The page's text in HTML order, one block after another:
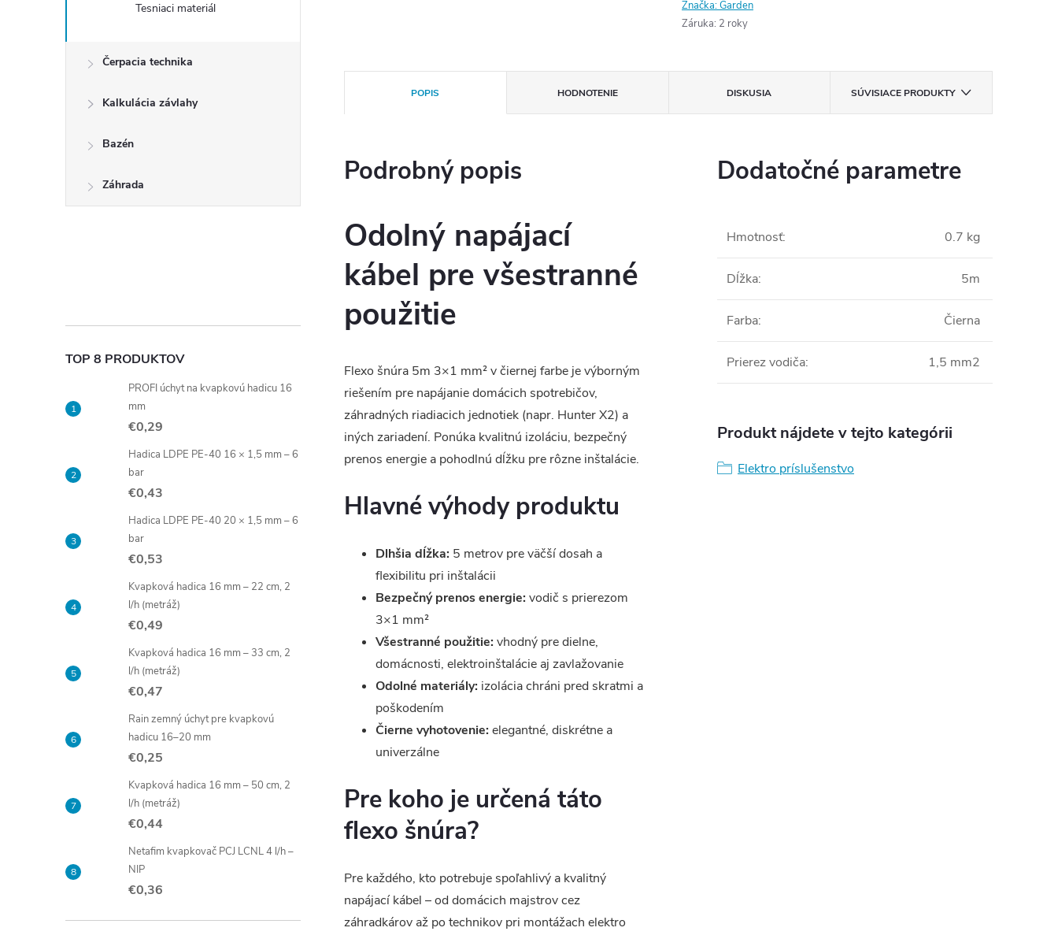
Tesniaci materiál
Čerpacia technika
Kalkulácia závlahy
Bazén
Záhrada
TOP 8 PRODUKTOV
PROFI úchyt na kvapkovú hadicu 16
mm
€0,29
Hadica LDPE PE-40 16 × 1,5 mm – 6
bar
€0,43
Hadica LDPE PE-40 20 × 1,5 mm – 6
bar
€0,53
Kvapková hadica 16 mm – 22 cm, 2
l/h (metráž)
€0,49
Kvapková hadica 16 mm – 33 cm, 2
l/h (metráž)
€0,47
Rain zemný úchyt pre kvapkovú
hadicu 16–20 mm
€0,25
Kvapková hadica 16 mm – 50 cm, 2
l/h (metráž)
€0,44
Netafim kvapkovač PCJ LCNL 4 l/h –
NIP
€0,36
Značka:Garden
Záruka: 2 roky
POPIS HODNOTENIE DISKUSIA SÚVISIACE PRODUKTY
Podrobný popis
Odolný napájací
kábel pre všestranné
použitie
Flexo šnúra 5m 3×1 mm² v čiernej farbe je výborným
riešením pre napájanie domácich spotrebičov,
záhradných riadiacich jednotiek (napr. Hunter X2) a
iných zariadení. Ponúka kvalitnú izoláciu, bezpečný
prenos energie a pohodlnú dĺžku pre rôzne inštalácie.
Hlavné výhody produktu
Dlhšia dĺžka: 5 metrov pre väčší dosah a
flexibilitu pri inštalácii
Bezpečný prenos energie: vodič s prierezom
3×1 mm²
Všestranné použitie: vhodný pre dielne,
domácnosti, elektroinštalácie aj zavlažovanie
Odolné materiály: izolácia chráni pred skratmi a
poškodením
Čierne vyhotovenie: elegantné, diskrétne a
univerzálne
Pre koho je určená táto
flexo šnúra?
Pre každého, kto potrebuje spoľahlivý a kvalitný
napájací kábel – od domácich majstrov cez
záhradkárov až po technikov pri montážach elektro
Dodatočné parametre
Hmotnosť: 0.7 kg
Dĺžka: 5m
Farba: Čierna
Prierez vodiča: 1,5 mm2
Produkt nájdete v tejto kategórii
Elektro príslušenstvo